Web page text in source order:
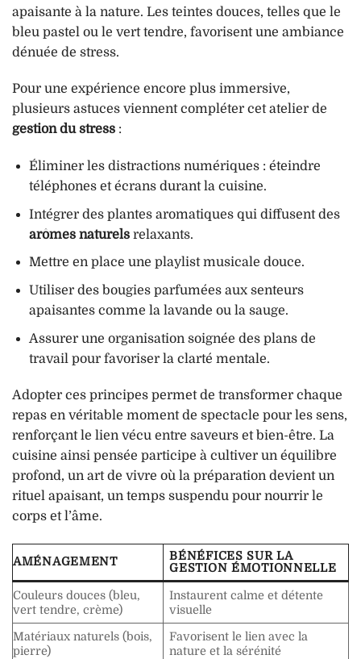
apaisante à la nature. Les teintes douces, telles que le
bleu pastel ou le vert tendre, favorisent une ambiance
dénuée de stress.
Pour une expérience encore plus immersive,
plusieurs astuces viennent compléter cet atelier de
gestion du stress :
Éliminer les distractions numériques : éteindre
téléphones et écrans durant la cuisine.
Intégrer des plantes aromatiques qui diffusent des
arômes naturelsrelaxants.
Mettre en place une playlist musicale douce.
Utiliser des bougies parfumées aux senteurs
apaisantes comme la lavande ou la sauge.
Assurer une organisation soignée des plans de
travail pour favoriser la clarté mentale.
Adopter ces principes permet de transformer chaque
repas en véritable moment de spectacle pour les sens,
renforçant le lien vécu entre saveurs et bien-être. La
cuisine ainsi pensée participe à cultiver un équilibre
profond, un art de vivre où la préparation devient un
rituel apaisant, un temps suspendu pour nourrir le
corps et l’âme.
AMÉNAGEMENT
BÉNÉFICES SUR LA
GESTION ÉMOTIONNELLE
Couleurs douces (bleu,
vert tendre, crème)
Instaurent calme et détente
visuelle
Matériaux naturels (bois,
pierre)
Favorisent le lien avec la
nature et la sérénité